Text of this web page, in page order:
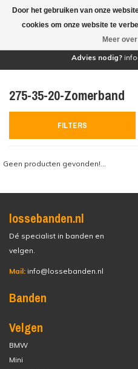
Advies nodig?
275-35-20-Zomerband
FILTERS
Geen producten gevonden!...
lossebanden.nl
Dé specialist in banden en
velgen.
Mail: info@lossebanden.nl
Banden
Velgen
BMW
Mini
Door het gebruiken van onze
cookies om onze website te
Meer